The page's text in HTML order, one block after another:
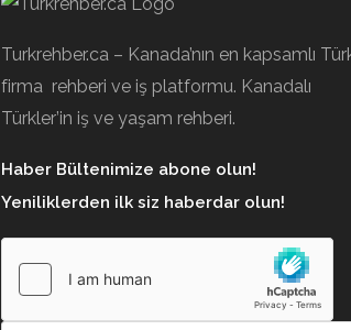
Turkrehber.ca – Kanada’nın en kapsamlı
firma rehberi ve iş platformu. Kanadalı
Türkler’in iş ve yaşam rehberi.
Haber Bültenimize abone olun!
Yeniliklerden ilk siz haberdar olun!